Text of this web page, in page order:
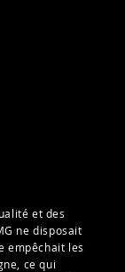
et des
ne disposait
empêchait les
ce qui